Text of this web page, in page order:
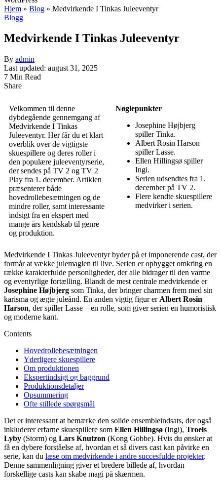
Hjem » Blog » Medvirkende I Tinkas Juleeventyr
Blogg
Medvirkende I Tinkas Juleeventyr
By admin
Last updated: august 31, 2025
7 Min Read
Share
Velkommen til denne
dybdegående gennemgang af
Medvirkende I Tinkas
Juleeventyr. Her får du et klart
overblik over de vigtigste
skuespillere og deres roller i
den populære juleeventyrserie,
der sendes på TV 2 og TV 2
Play fra 1. december. Artiklen
præsenterer både
hovedrollebesætningen og de
mindre roller, samt interessante
indsigt fra en ekspert med
mange års kendskab til genre
og produktion.
Nøglepunkter
Josephine Højbjerg
spiller Tinka.
Albert Rosin Harson
spiller Lasse.
Ellen Hillingsø spiller
Ingi.
Serien udsendtes fra 1.
december på TV 2.
Flere kendte skuespillere
medvirker i serien.
Medvirkende I Tinkas Juleeventyr byder på et imponerende cast, der
formår at vække julemagien til live. Serien er opbygget omkring en
række karakterfulde personligheder, der alle bidrager til den varme
og eventyrlige fortælling. Blandt de mest centrale medvirkende er
Josephine Højbjerg som Tinka, der bringer charmen frem med sin
karisma og ægte juleånd. En anden vigtig figur er Albert Rosin
Harson, der spiller Lasse – en rolle, som giver serien en humoristisk
og moderne kant.
Contents
Hovedrollebesætningen
Yderligere skuespillere
Om produktionen
Ekspertindsigt og baggrund
Produktionsdetaljer
Opsummering
Ofte stillede spørgsmål
Det er interessant at bemærke den solide ensembleindsats, der også
inkluderer erfarne skuespillere som Ellen Hillingsø (Ingi), Troels
Lyby (Storm) og Lars Knutzon (Kong Gobbe). Hvis du ønsker at
få en dybere forståelse af, hvordan et så divers cast kan påvirke en
serie, kan du læse om medvirkende i andre succesfulde projekter.
Denne sammenligning giver et bredere billede af, hvordan
forskellige casts kan skabe magi på skærmen.